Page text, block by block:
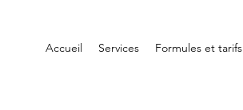
Accueil Services Formules et tarifs